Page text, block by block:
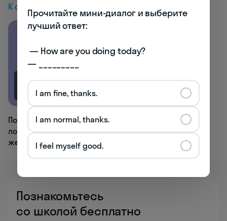
К следующей статье
Почему dark horse и «темная
лошадка» — это не совсем одно и то
же
Познакомьтесь
со школой бесплатно
Прочитайте мини-диалог и выберите
лучший ответ:
— _________
I am fine, thanks.
I am normal, thanks.
I feel myself good.